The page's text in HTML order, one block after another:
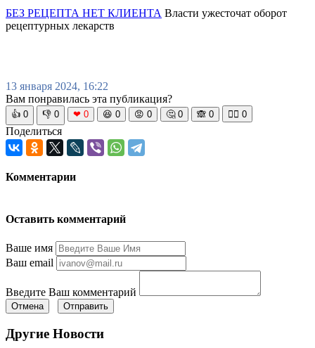
БЕЗ РЕЦЕПТА НЕТ КЛИЕНТА Власти ужесточат оборот
рецептурных лекарств
13 января 2024, 16:22
Вам понравилась эта публикация?
👍 0 👎 0 ❤ 0 😆 0 😡 0 🤔 0 🙈 0 🧘‍♀️ 0
Поделиться
Комментарии
Оставить комментарий
Ваше имя
Ваш email
Введите Ваш комментарий
Отмена Отправить
Другие Новости